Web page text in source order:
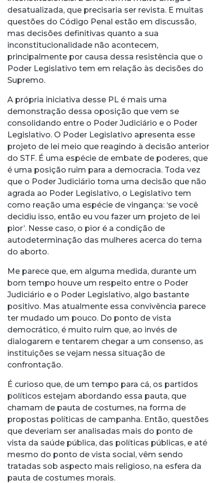
desatualizada, que precisaria ser revista. E muitas
questões do Código Penal estão em discussão,
mas decisões definitivas quanto a sua
inconstitucionalidade não acontecem,
principalmente por causa dessa resistência que o
Poder Legislativo tem em relação às decisões do
Supremo.
A própria iniciativa desse PL é mais uma
demonstração dessa oposição que vem se
consolidando entre o Poder Judiciário e o Poder
Legislativo. O Poder Legislativo apresenta esse
projeto de lei meio que reagindo à decisão anterior
do STF. É uma espécie de embate de poderes, que
é uma posição ruim para a democracia. Toda vez
que o Poder Judiciário toma uma decisão que não
agrada ao Poder Legislativo, o Legislativo tem
como reação uma espécie de vingança: ‘se você
decidiu isso, então eu vou fazer um projeto de lei
pior’. Nesse caso, o pior é a condição de
autodeterminação das mulheres acerca do tema
do aborto.
Me parece que, em alguma medida, durante um
bom tempo houve um respeito entre o Poder
Judiciário e o Poder Legislativo, algo bastante
positivo. Mas atualmente essa convivência parece
ter mudado um pouco. Do ponto de vista
democrático, é muito ruim que, ao invés de
dialogarem e tentarem chegar a um consenso, as
instituições se vejam nessa situação de
confrontação.
É curioso que, de um tempo para cá, os partidos
políticos estejam abordando essa pauta, que
chamam de pauta de costumes, na forma de
propostas políticas de campanha. Então, questões
que deveriam ser analisadas mais do ponto de
vista da saúde pública, das políticas públicas, e até
mesmo do ponto de vista social, vêm sendo
tratadas sob aspecto mais religioso, na esfera da
pauta de costumes morais.